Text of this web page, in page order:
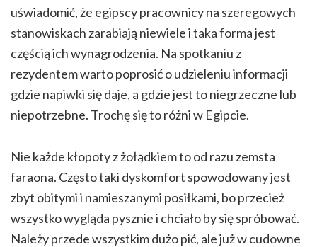
uświadomić, że egipscy pracownicy na szeregowych
stanowiskach zarabiają niewiele i taka forma jest
częścią ich wynagrodzenia. Na spotkaniu z
rezydentem warto poprosić o udzieleniu informacji
gdzie napiwki się daje, a gdzie jest to niegrzeczne lub
niepotrzebne. Trochę się to różni w Egipcie.
Nie każde kłopoty z żołądkiem to od razu zemsta
faraona. Często taki dyskomfort spowodowany jest
zbyt obitymi i namieszanymi posiłkami, bo przecież
wszystko wygląda pysznie i chciało by się spróbować.
Należy przede wszystkim dużo pić, ale już w cudowne